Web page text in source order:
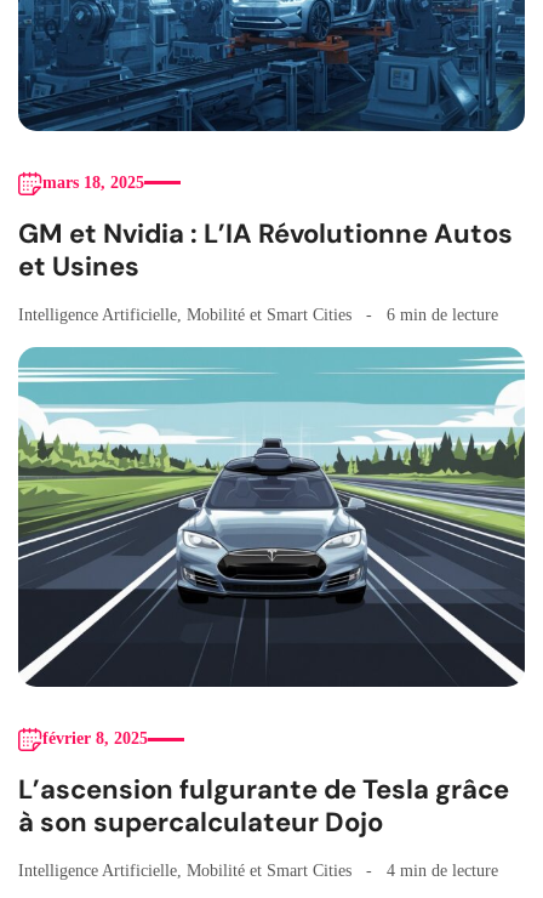
mars 18, 2025
GM et Nvidia : L’IA Révolutionne Autos
et Usines
Intelligence Artificielle Mobilité et Smart Cities 6 min de lecture
février 8, 2025
L’ascension fulgurante de Tesla grâce
à son supercalculateur Dojo
Intelligence Artificielle, Mobilité et Smart Cities 4 min de lecture